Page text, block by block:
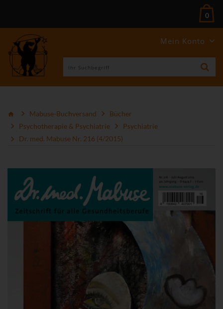
Mein Konto
0
Mabuse-Buchversand
Bücher
Psychotherapie & Psychiatrie
Psychiatrie
Dr. med. Mabuse Nr. 216 (4/2015)